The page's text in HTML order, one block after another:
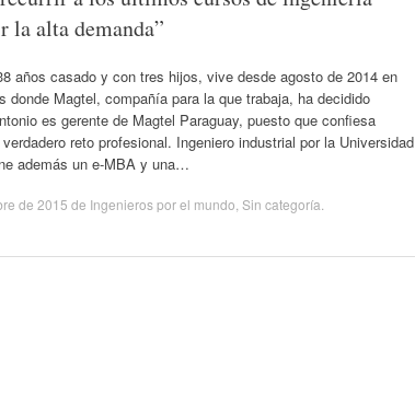
la alta demanda”
años casado y con tres hijos, vive desde agosto de 2014 en
donde Magtel, compañía para la que trabaja, ha decidido
es gerente de Magtel Paraguay, puesto que confiesa
reto profesional. Ingeniero industrial por la Universidad
además un e-MBA y una…
de 2015 de Ingenieros por el mundo Sin categoría